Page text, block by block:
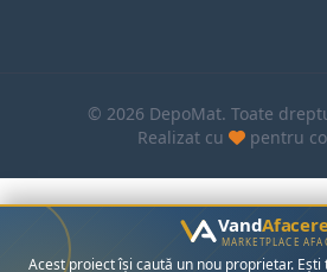
© 2026 DepoMat. Toate
Realizat cu
pentru
Vand
MARKETPLACE
Acest proiect își caută un nou proprietar. Ești